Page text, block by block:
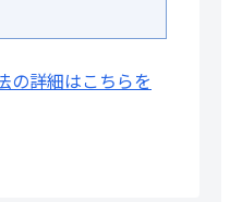
の詳細はこちらを